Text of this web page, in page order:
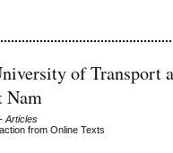
of Transport
Nam
- Articles
from Online Texts